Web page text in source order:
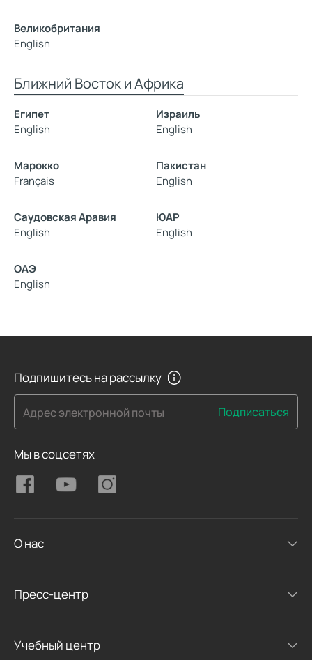
Великобритания
English
Ближний Восток и Африка
Египет
English
Израиль
English
Марокко
Français
Пакистан
English
Саудовская Аравия
English
ЮАР
English
ОАЭ
English
Подпишитесь на рассылку
Адрес электронной почты Подписаться
Мы в соцсетях
О нас
Пресс-центр
Учебный центр